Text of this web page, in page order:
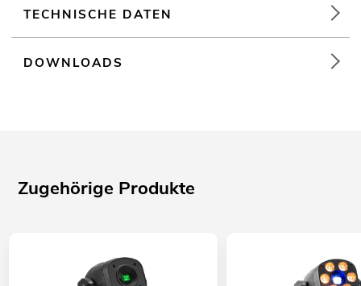
TECHNISCHE DATEN
DOWNLOADS
Zugehörige Produkte